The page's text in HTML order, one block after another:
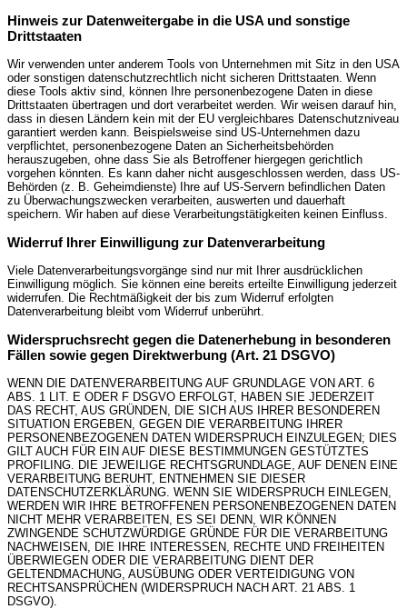
Hinweis zur Datenweitergabe in die USA und sonstige
Drittstaaten
Wir verwenden unter anderem Tools von Unternehmen mit Sitz in den USA
oder sonstigen datenschutzrechtlich nicht sicheren Drittstaaten. Wenn
diese Tools aktiv sind, können Ihre personenbezogene Daten in diese
Drittstaaten übertragen und dort verarbeitet werden. Wir weisen darauf hin,
dass in diesen Ländern kein mit der EU vergleichbares Datenschutzniveau
garantiert werden kann. Beispielsweise sind US-Unternehmen dazu
verpflichtet, personenbezogene Daten an Sicherheitsbehörden
herauszugeben, ohne dass Sie als Betroffener hiergegen gerichtlich
vorgehen könnten. Es kann daher nicht ausgeschlossen werden, dass US-
Behörden (z. B. Geheimdienste) Ihre auf US-Servern befindlichen Daten
zu Überwachungszwecken verarbeiten, auswerten und dauerhaft
speichern. Wir haben auf diese Verarbeitungstätigkeiten keinen Einfluss.
Widerruf Ihrer Einwilligung zur Datenverarbeitung
Viele Datenverarbeitungsvorgänge sind nur mit Ihrer ausdrücklichen
Einwilligung möglich. Sie können eine bereits erteilte Einwilligung jederzeit
widerrufen. Die Rechtmäßigkeit der bis zum Widerruf erfolgten
Datenverarbeitung bleibt vom Widerruf unberührt.
Widerspruchsrecht gegen die Datenerhebung in besonderen
Fällen sowie gegen Direktwerbung (Art. 21 DSGVO)
WENN DIE DATENVERARBEITUNG AUF GRUNDLAGE VON ART. 6
ABS. 1 LIT. E ODER F DSGVO ERFOLGT, HABEN SIE JEDERZEIT
DAS RECHT, AUS GRÜNDEN, DIE SICH AUS IHRER BESONDEREN
SITUATION ERGEBEN, GEGEN DIE VERARBEITUNG IHRER
PERSONENBEZOGENEN DATEN WIDERSPRUCH EINZULEGEN; DIES
GILT AUCH FÜR EIN AUF DIESE BESTIMMUNGEN GESTÜTZTES
PROFILING. DIE JEWEILIGE RECHTSGRUNDLAGE, AUF DENEN EINE
VERARBEITUNG BERUHT, ENTNEHMEN SIE DIESER
DATENSCHUTZERKLÄRUNG. WENN SIE WIDERSPRUCH EINLEGEN,
WERDEN WIR IHRE BETROFFENEN PERSONENBEZOGENEN DATEN
NICHT MEHR VERARBEITEN, ES SEI DENN, WIR KÖNNEN
ZWINGENDE SCHUTZWÜRDIGE GRÜNDE FÜR DIE VERARBEITUNG
NACHWEISEN, DIE IHRE INTERESSEN, RECHTE UND FREIHEITEN
ÜBERWIEGEN ODER DIE VERARBEITUNG DIENT DER
GELTENDMACHUNG, AUSÜBUNG ODER VERTEIDIGUNG VON
RECHTSANSPRÜCHEN (WIDERSPRUCH NACH ART. 21 ABS. 1
DSGVO).